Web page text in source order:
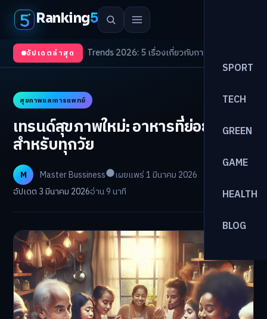
Ranking5
SPORT
TECH
GREEN
GAME
HEALTH
BLOG
อัปเดตล่าสุด
Health Trends 2026: 5 เรื่องเกี่ยวกับการแพทย์ที่ควรรู้
สุขภาพและการแพทย์
เทรนด์สุขภาพใหม่: อาหารที่ย่อยง่าย
สำหรับทุกวัย
M Master Bussiness
เผยแพร่ 1 มีนาคม 2026
อัปเดต 3 มีนาคม 2026อ่าน 9 นาที